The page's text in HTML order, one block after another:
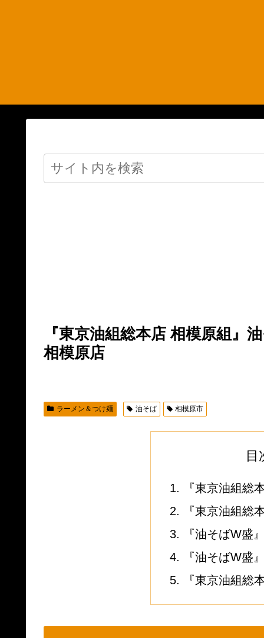
『東京油組総本店 相模原組』
相模原店
ラーメン＆つけ麺 油そば 相模原市
目
『東京油組総
『東京油組総
『油そばW盛
『油そばW盛
『東京油組総